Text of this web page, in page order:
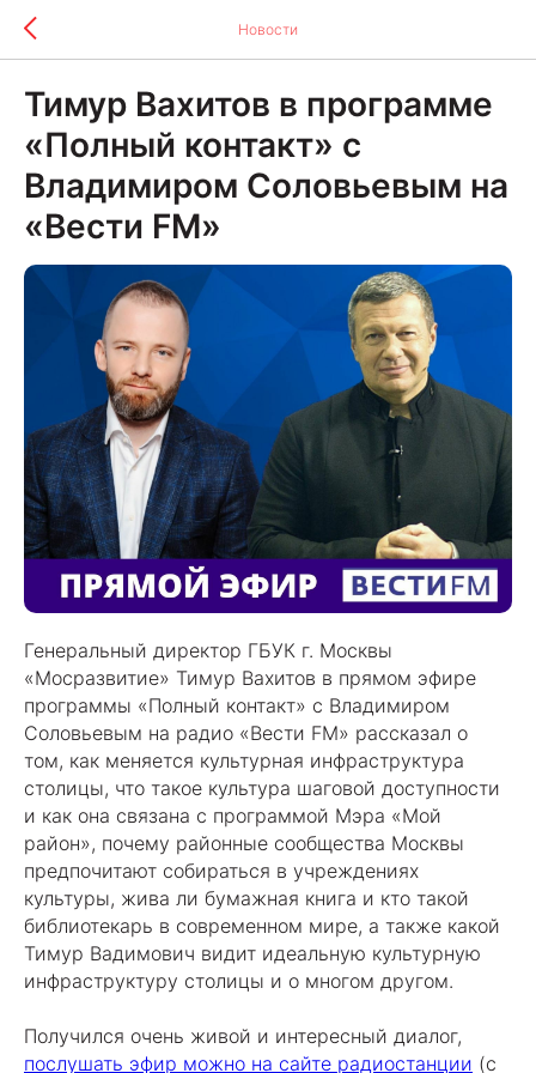
Новости
Тимур Вахитов в программе
«Полный контакт» с
Владимиром Соловьевым на
«Вести FM»
Генеральный директор ГБУК г. Москвы
«Мосразвитие» Тимур Вахитов в прямом эфире
программы «Полный контакт» с Владимиром
Соловьевым на радио «Вести FM» рассказал о
том, как меняется культурная инфраструктура
столицы, что такое культура шаговой доступности
и как она связана с программой Мэра «Мой
район», почему районные сообщества Москвы
предпочитают собираться в учреждениях
культуры, жива ли бумажная книга и кто такой
библиотекарь в современном мире, а также какой
Тимур Вадимович видит идеальную культурную
инфраструктуру столицы и о многом другом.
Получился очень живой и интересный диалог,
послушать эфир можно на сайте радиостанции (с